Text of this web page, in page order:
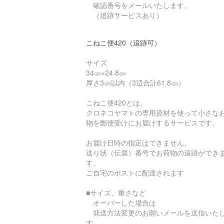
確認番号をメールいたします。
（追跡サービスあり）
こねこ便420（追跡可）
サイズ
34㎝×24.8㎝
厚さ3㎝以内（3辺合計61.8㎝）
こねこ便420とは、
クロネコヤマトの専用資材を使って小さな
物を郵便受けにお届けするサービスです。
お届け日時の指定はできません。
送り状（伝票）番号でお荷物の追跡ができま
す。
ご自宅のポストに配達されます
■サイズ、重さなど
オーバーした場合は
発送方法変更のお願いメールを送信いた